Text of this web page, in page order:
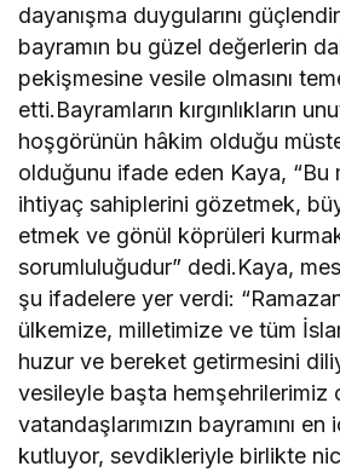
dayanışma duygularını
bayramın bu güzel değerlerin
pekişmesine vesile olmasını
etti.Bayramların kırgınlıkların
hoşgörünün hâkim olduğu
olduğunu ifade eden Kaya, “Bu
ihtiyaç sahiplerini gözetmek,
etmek ve gönül köprüleri
sorumluluğudur” dedi.Kaya,
şu ifadelere yer verdi: “Ramazan
ülkemize, milletimize ve tüm
huzur ve bereket getirmesini
vesileyle başta hemşehrilerimiz
vatandaşlarımızın bayramını
kutluyor, sevdikleriyle birlikte